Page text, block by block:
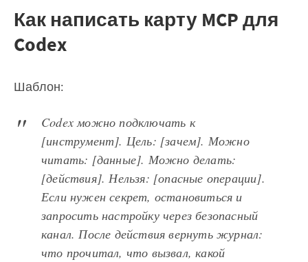
Как написать карту MCP для
Codex
Шаблон:
Codex можно подключать к
[инструмент]. Цель: [зачем]. Можно
читать: [данные]. Можно делать:
[действия]. Нельзя: [опасные операции].
Если нужен секрет, остановиться и
запросить настройку через безопасный
канал. После действия вернуть журнал:
что прочитал, что вызвал, какой